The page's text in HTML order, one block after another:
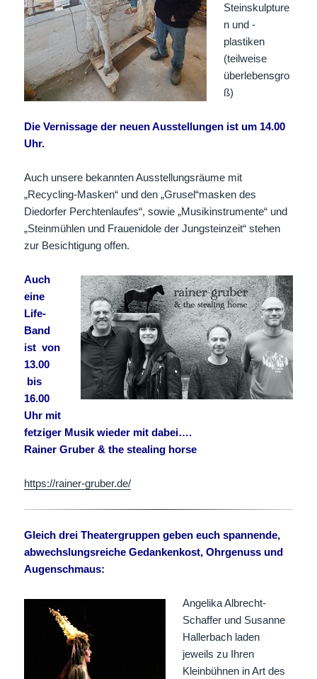
Steinskulpture
n und -
plastiken
(teilweise
überlebensgro
ß)
Die Vernissage der neuen Ausstellungen ist um 14.00
Uhr.
Auch unsere bekannten Ausstellungsräume mit
„Recycling-Masken“ und den „Grusel“masken des
Diedorfer Perchtenlaufes“, sowie „Musikinstrumente“ und
„Steinmühlen und Frauenidole der Jungsteinzeit“ stehen
zur Besichtigung offen.
Auch
eine
Life-
Band
ist von
13.00
bis
16.00
Uhr mit
fetziger Musik wieder mit dabei….
Rainer Gruber & the stealing horse
https://rainer-gruber.de/
Gleich drei Theatergruppen geben euch spannende,
abwechslungsreiche Gedankenkost, Ohrgenuss und
Augenschmaus:
Angelika Albrecht-
Schaffer und Susanne
Hallerbach laden
jeweils zu Ihren
Kleinbühnen in Art des